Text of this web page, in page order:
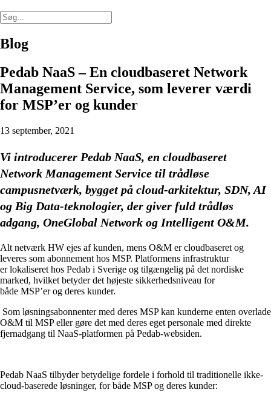
Blog
Pedab NaaS – En cloudbaseret Network
Management Service, som leverer værdi
for MSP’er og kunder
13 september, 2021
Vi introducerer Pedab NaaS, en cloudbaseret
Network Management Service til trådløse
campusnetværk, bygget på cloud-arkitektur, SDN, AI
og Big Data-teknologier, der giver fuld trådløs
adgang, OneGlobal Network og Intelligent O&M.
Alt netværk HW ejes af kunden, mens O&M er cloudbaseret og
leveres som abonnement hos MSP. Platformens infrastruktur
erlokaliseret hos Pedab i Sverige og tilgængelig på det nordiske
marked, hvilket betyder det højeste sikkerhedsniveau for
både MSP’er og deres kunder.
Som løsningsabonnenter med deres MSP kan kunderne enten overlade
O&M til MSP eller gøre det med deres eget personale med direkte
fjernadgang til NaaS-platformen på Pedab-websiden.
Pedab NaaS tilbyder betydelige fordele i forhold til traditionelle ikke-
cloud-baserede løsninger, for både MSP og deres kunder: